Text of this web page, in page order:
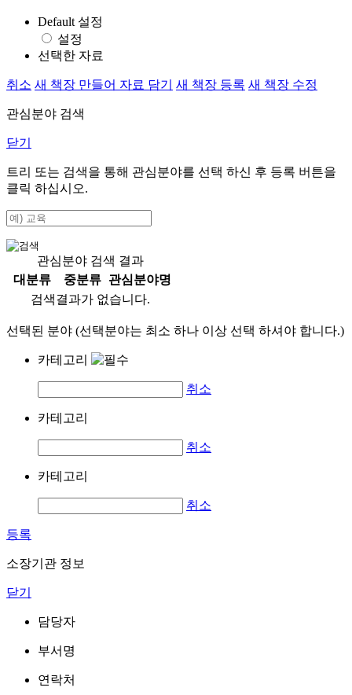
Default 설정
설정
선택한 자료
취소 새 책장 만들어 자료 담기 새 책장 등록 새 책장 수정
관심분야 검색
닫기
트리 또는 검색을 통해 관심분야를 선택 하신 후 등록 버튼을
클릭 하십시오.
관심분야 검색 결과
대분류
중분류
관심분야명
검색결과가 없습니다.
선택된 분야 (선택분야는 최소 하나 이상 선택 하셔야 합니다.)
카테고리
취소
카테고리
취소
카테고리
취소
등록
소장기관 정보
닫기
담당자
부서명
연락처